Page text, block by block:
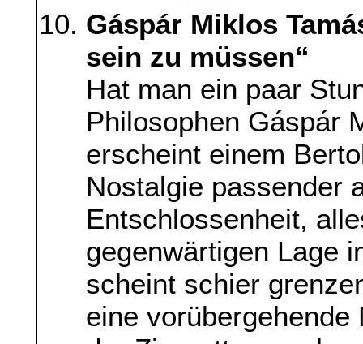
Gáspár Miklos
sein zu müssen“
Hat man ein paar
Philosophen Gáspár
erscheint einem
Nostalgie passender
Entschlossenheit,
gegenwärtigen Lage
scheint schier
eine vorübergehende